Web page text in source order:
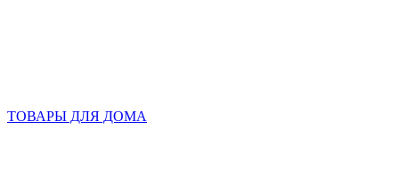
ТОВАРЫ ДЛЯ ДОМА